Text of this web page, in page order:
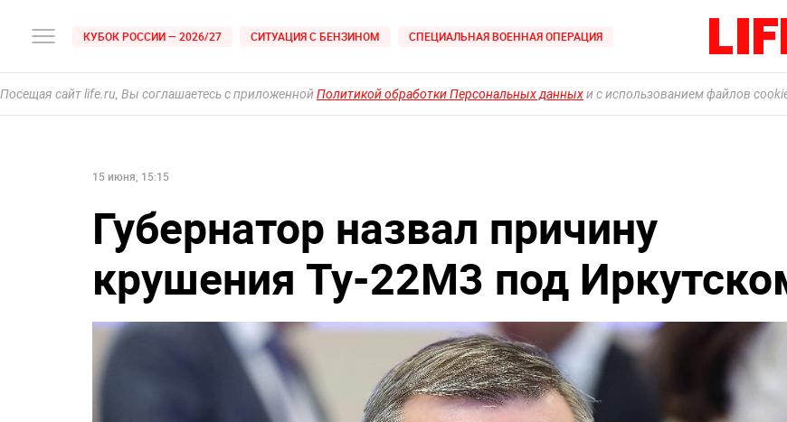
КУБОК РОССИИ — 2026/27 СИТУАЦИЯ С БЕНЗИНОМ СПЕЦИАЛЬНАЯ ВОЕННАЯ ОПЕРАЦИЯ
Посещая сайт life.ru, Вы соглашаетесь с приложеннойПолитикой обработки Персональных данныхи с использованием файлов
15 июня, 15:15
Губернатор назвал причину
крушения Ту-22М3 под